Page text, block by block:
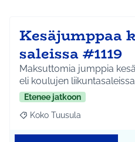
Kesäjumppaa
saleissa #1119
Maksuttomia jumppia
eli koulujen liikuntasaleissa
Etenee jatkoon
Rajaa tulokset aihepiirin
Koko Tuusula